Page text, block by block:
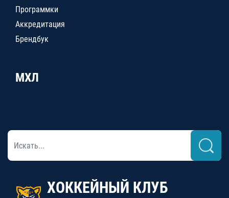
Программки
Аккредитация
Брендбук
МХЛ
ХОККЕЙНЫЙ КЛУБ